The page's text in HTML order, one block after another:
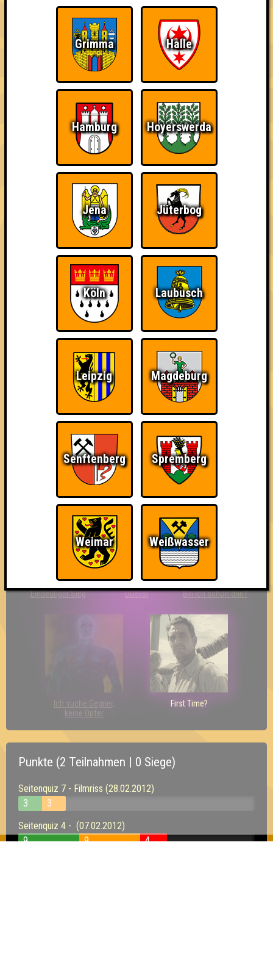
The Last of Us
Schon wieder zum
Wiederzehn macht
Wir sind immer bei
Euch!
Nerven aus Stahl
The Amount of
Teilnahmen is too
damn high
Ich war da, vor 3000
Da-Da Da! Da-Da Da!
Teil der Oberschicht Knapp daneben! Erster!
So kurz vorm Sieg! Wir sind ERSTER?!
Eindeutiger Sieg Duelist Bin ich schon drin?
Ich suche Gegner,
keine Opfer
First Time?
Punkte (2 Teilnahmen | 0 Siege)
Seitenquiz 7 - Filmriss (28.02.2012)
3
3
Seitenquiz 4 - (07.02.2012)
9
9 4
Grimma Halle
Hamburg Hoyerswerda
Jena Jüterbog
Köln Laubusch
Leipzig Magdeburg
Senftenberg Spremberg
Weimar Weißwasser